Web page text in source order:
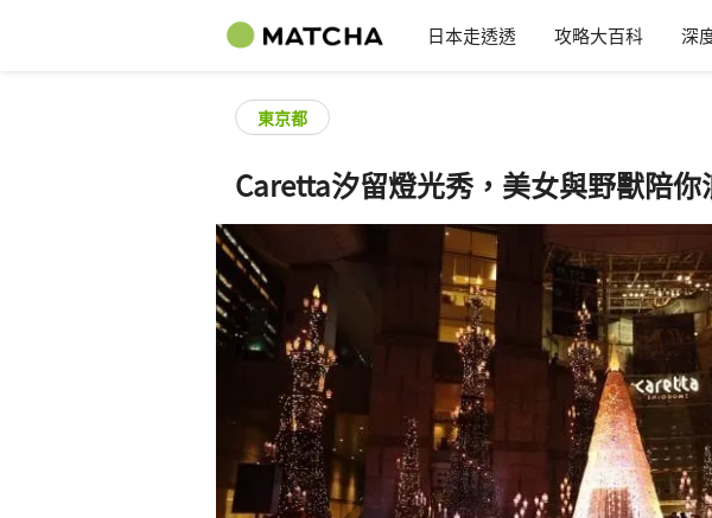
日本走透透 攻略大百科 深
東京都
Caretta汐留燈光秀，美女與野獸陪你